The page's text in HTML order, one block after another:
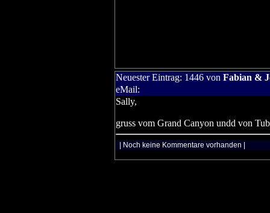
Neuester Eintrag: 1446 von Fabian &
eMail:
Sally,
gruss vom Grand Canyon undd von
| Noch keine Kommentare vorhanden |